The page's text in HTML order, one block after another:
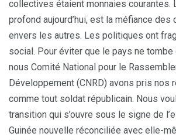
collectives étaient monnaies courantes.
profond aujourd’hui, est la méfiance
envers les autres. Les politiques ont
social. Pour éviter que le pays ne
nous Comité National pour le
Développement (CNRD) avons pris nos
comme tout soldat républicain. Nous
transition qui s’ouvre sous le signe de
Guinée nouvelle réconciliée avec elle-